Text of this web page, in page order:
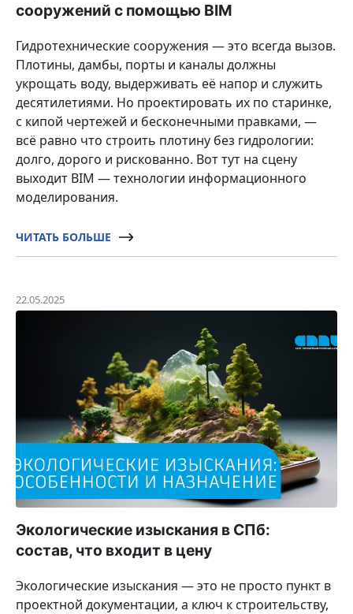
сооружений с помощью BIM
Гидротехнические сооружения — это всегда вызов.
Плотины, дамбы, порты и каналы должны
укрощать воду, выдерживать её напор и служить
десятилетиями. Но проектировать их по старинке,
с кипой чертежей и бесконечными правками, —
всё равно что строить плотину без гидрологии:
долго, дорого и рискованно. Вот тут на сцену
выходит BIM — технологии информационного
моделирования.
ЧИТАТЬ БОЛЬШЕ
22.05.2025
Экологические изыскания в СПб:
состав, что входит в цену
Экологические изыскания — это не просто пункт в
проектной документации, а ключ к строительству,